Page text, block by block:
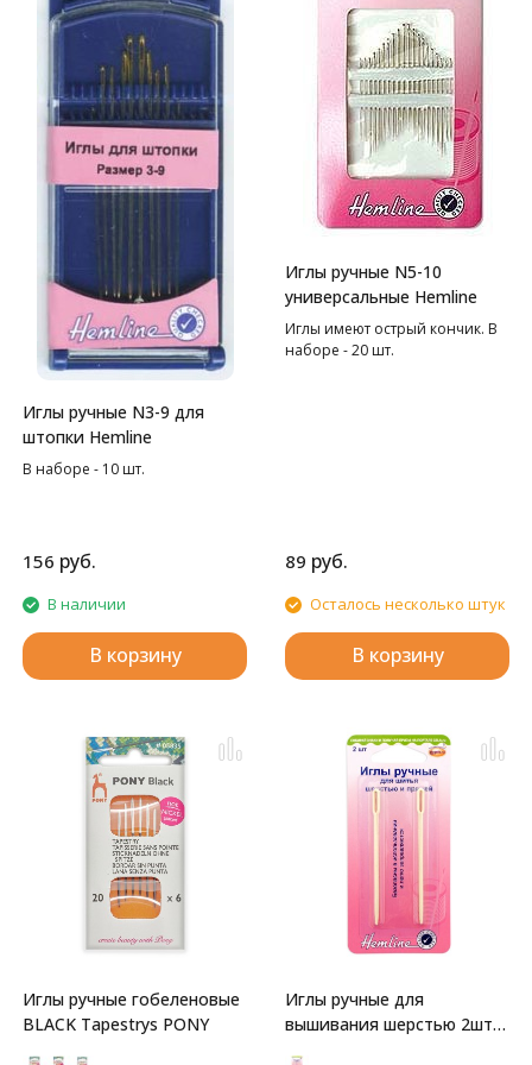
Иглы ручные N3-9 для
штопки Hemline
В наборе - 10 шт.
156 руб.
В наличии
В корзину
Иглы ручные N5-10
универсальные Hemline
Иглы имеют острый кончик. В
наборе - 20 шт.
89 руб.
Осталось несколько штук
В корзину
Иглы ручные гобеленовые
BLACK Tapestrys PONY
Иглы ручные для
вышивания шерстью 2шт